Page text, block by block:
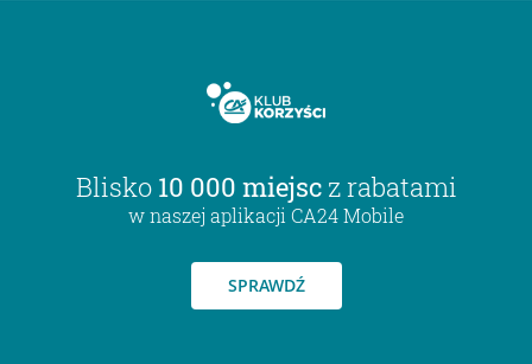
Blisko 10 000 miejsc z rabatami
w naszej aplikacji CA24 Mobile
SPRAWDŹ